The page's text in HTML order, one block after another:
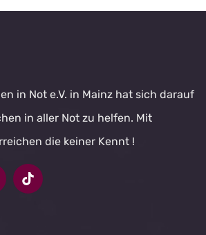
in Not e.V. in Mainz hat sich darauf
in aller Not zu helfen. Mit
die keiner Kennt !